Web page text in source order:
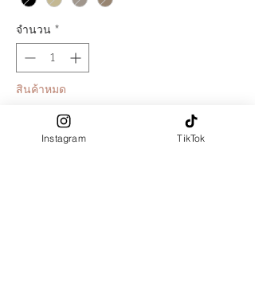
จำนวน *
สินค้าหมด
แจ้งเตือนเมื่อมีสินค้า
Instagram TikTok